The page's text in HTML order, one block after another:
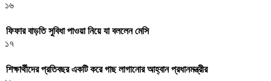
১৬
ফিফার বাড়তি সুবিধা পাওয়া নিয়ে যা বললেন মেসি
১৭
শিক্ষার্থীদের প্রতিবছর একটি করে গাছ লাগানোর আহ্বান প্রধানমন্ত্রীর